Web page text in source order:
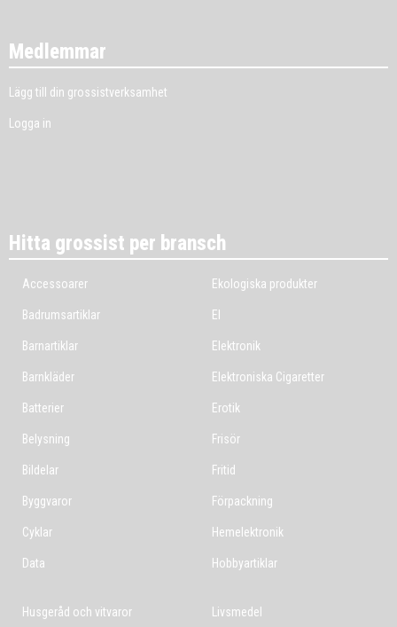
Medlemmar
Lägg till din grossistverksamhet
Logga in
Hitta grossist per bransch
Accessoarer
Badrumsartiklar
Barnartiklar
Barnkläder
Batterier
Belysning
Bildelar
Byggvaror
Cyklar
Data
Ekologiska produkter
El
Elektronik
Elektroniska Cigaretter
Erotik
Frisör
Fritid
Förpackning
Hemelektronik
Hobbyartiklar
Husgeråd och vitvaror Livsmedel